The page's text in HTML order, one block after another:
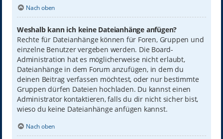
Nach oben
Weshalb kann ich keine Dateianhänge anfügen?
Rechte für Dateianhänge können für Foren, Gruppen und
einzelne Benutzer vergeben werden. Die Board-
Administration hat es möglicherweise nicht erlaubt,
Dateianhänge in dem Forum anzufügen, in dem du
deinen Beitrag verfassen möchtest, oder nur bestimmte
Gruppen dürfen Dateien hochladen. Du kannst einen
Administrator kontaktieren, falls du dir nicht sicher bist,
wieso du keine Dateianhänge anfügen kannst.
Nach oben